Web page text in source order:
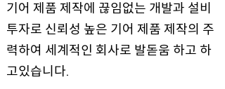
기어 제품 제작에 끊임없는 개발과 설비
투자로 신뢰성 높은 기어 제품 제작의 주
력하여 세계적인 회사로 발돋움 하고 하
고있습니다.